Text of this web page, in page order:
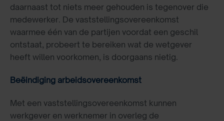
daarnaast tot niets meer gehouden is tegenover die
medewerker. De vaststellingsovereenkomst
waarmee één van de partijen voordat een geschil
ontstaat, probeert te bereiken wat de wetgever
heeft willen voorkomen, is doorgaans nietig.
Beëindiging arbeidsovereenkomst
Met een vaststellingsovereenkomst kunnen
werkgever en werknemer in overleg de